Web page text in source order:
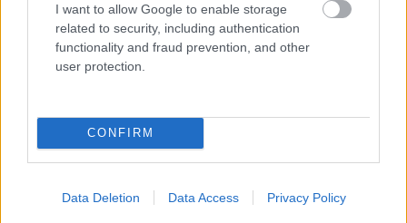
I want to allow Google to enable storage
related to security, including authentication
functionality and fraud prevention, and other
user protection.
CONFIRM
Data Deletion Data Access Privacy Policy
evatessza•2015. július 25.
Dátum: 2015. szeptember 17-18., október 1-2. és
október 15-16.
segítő szakmákban dolgozó ...